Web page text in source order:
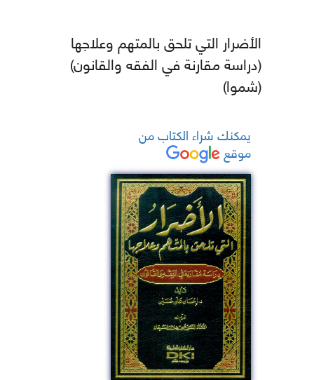
الأضرار التي تلحق بالمتهم وعلاجها
(دراسة مقارنة في الفقه والقانون)
(شموا)
يمكنك شراء الكتاب من
موقع